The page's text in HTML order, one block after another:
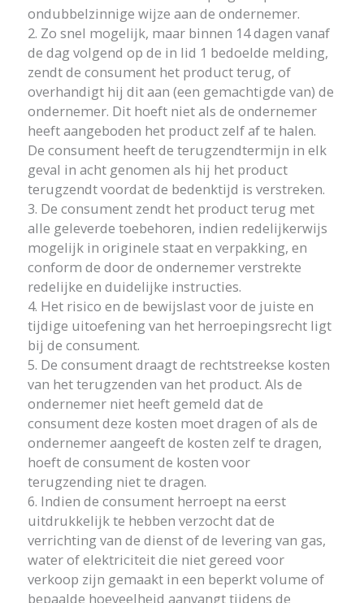
ondubbelzinnige wijze aan de ondernemer.
2. Zo snel mogelijk, maar binnen 14 dagen vanaf
de dag volgend op de in lid 1 bedoelde melding,
zendt de consument het product terug, of
overhandigt hij dit aan (een gemachtigde van) de
ondernemer. Dit hoeft niet als de ondernemer
heeft aangeboden het product zelf af te halen.
De consument heeft de terugzendtermijn in elk
geval in acht genomen als hij het product
terugzendt voordat de bedenktijd is verstreken.
3. De consument zendt het product terug met
alle geleverde toebehoren, indien redelijkerwijs
mogelijk in originele staat en verpakking, en
conform de door de ondernemer verstrekte
redelijke en duidelijke instructies.
4. Het risico en de bewijslast voor de juiste en
tijdige uitoefening van het herroepingsrecht ligt
bij de consument.
5. De consument draagt de rechtstreekse kosten
van het terugzenden van het product. Als de
ondernemer niet heeft gemeld dat de
consument deze kosten moet dragen of als de
ondernemer aangeeft de kosten zelf te dragen,
hoeft de consument de kosten voor
terugzending niet te dragen.
6. Indien de consument herroept na eerst
uitdrukkelijk te hebben verzocht dat de
verrichting van de dienst of de levering van gas,
water of elektriciteit die niet gereed voor
verkoop zijn gemaakt in een beperkt volume of
bepaalde hoeveelheid aanvangt tijdens de